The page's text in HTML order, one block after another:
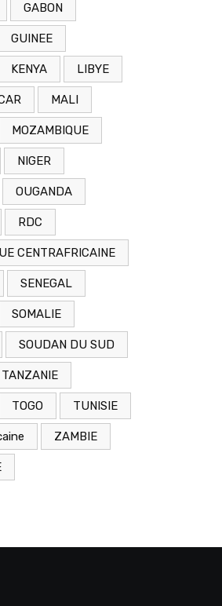
GABON
GUINEE
KENYA LIBYE
MALI
MOZAMBIQUE
NIGER
OUGANDA
RDC
CENTRAFRICAINE
SENEGAL
SOMALIE
SOUDAN DU SUD
TANZANIE
TOGO TUNISIE
ZAMBIE